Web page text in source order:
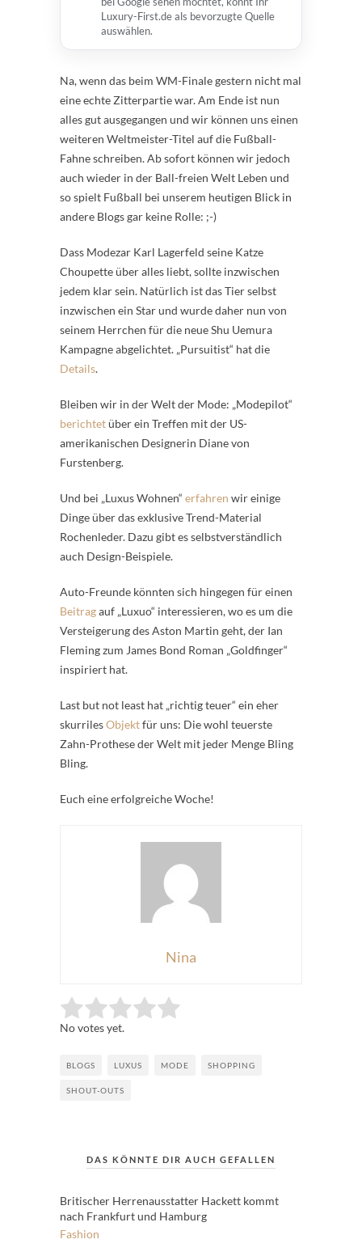
Luxury-First.de als bevorzugte Quelle
auswählen.
Na, wenn das beim WM-Finale gestern nicht mal
eine echte Zitterpartie war. Am Ende ist nun
alles gut ausgegangen und wir können uns einen
weiteren Weltmeister-Titel auf die Fußball-
Fahne schreiben. Ab sofort können wir jedoch
auch wieder in der Ball-freien Welt Leben und
so spielt Fußball bei unserem heutigen Blick in
andere Blogs gar keine Rolle: ;-)
Dass Modezar Karl Lagerfeld seine Katze
Choupette über alles liebt, sollte inzwischen
jedem klar sein. Natürlich ist das Tier selbst
inzwischen ein Star und wurde daher nun von
seinem Herrchen für die neue Shu Uemura
Kampagne abgelichtet. „Pursuitist“ hat die
Details.
Bleiben wir in der Welt der Mode: „Modepilot“
berichtetüber ein Treffen mit der US-
amerikanischen Designerin Diane von
Furstenberg.
Und bei „Luxus Wohnen“ erfahren wir einige
Dinge über das exklusive Trend-Material
Rochenleder. Dazu gibt es selbstverständlich
auch Design-Beispiele.
Auto-Freunde könnten sich hingegen für einen
Beitragauf „Luxuo“ interessieren, wo es um die
Versteigerung des Aston Martin geht, der Ian
Fleming zum James Bond Roman „Goldfinger“
inspiriert hat.
Last but not least hat „richtig teuer“ ein eher
skurrilesObjektfür uns: Die wohl teuerste
Zahn-Prothese der Welt mit jeder Menge Bling
Bling.
Euch eine erfolgreiche Woche!
Nina
Rate this item: Submit Rating
No votes yet.
BLOGS LUXUS MODE SHOPPING
SHOUT-OUTS
DAS KÖNNTE DIR AUCH GEFALLEN
Britischer Herrenausstatter Hackett kommt
nach Frankfurt und Hamburg
Fashion